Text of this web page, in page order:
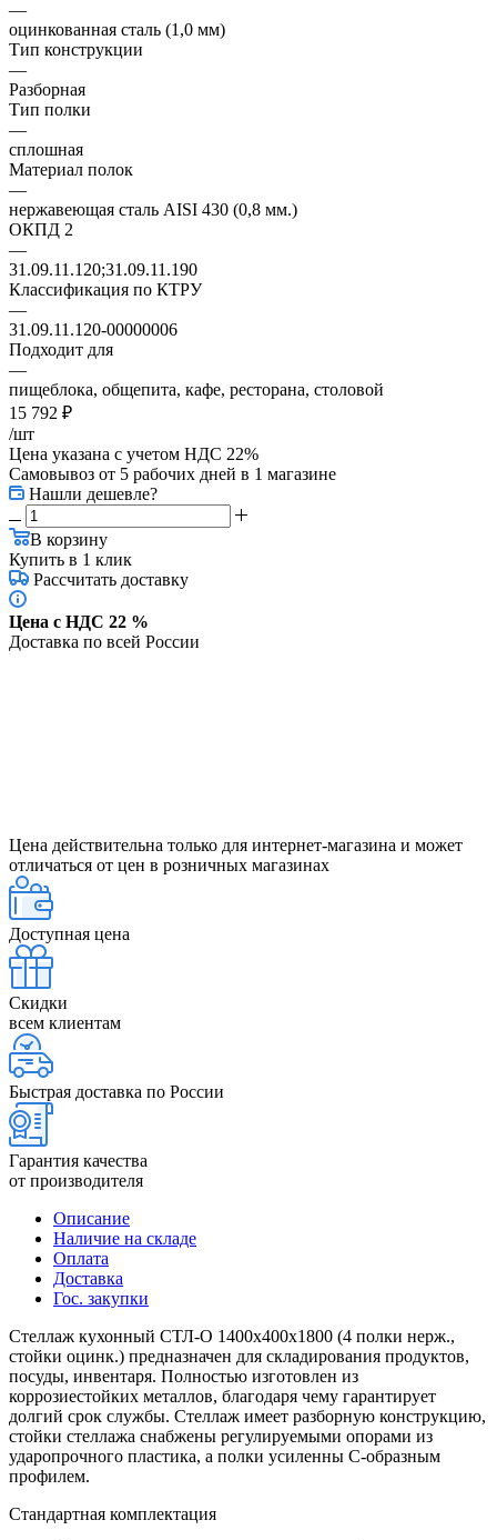
—
оцинкованная сталь (1,0 мм)
Тип конструкции
—
Разборная
Тип полки
—
сплошная
Материал полок
—
нержавеющая сталь AISI 430 (0,8 мм.)
ОКПД 2
—
31.09.11.120;31.09.11.190
Классификация по КТРУ
—
31.09.11.120-00000006
Подходит для
—
пищеблока, общепита, кафе, ресторана, столовой
15 792 ₽
/шт
Цена указана с учетом НДС 22%
Самовывоз от 5 рабочих дней в 1 магазине
Нашли дешевле?
В корзину
Купить в 1 клик
Рассчитать доставку
Цена с НДС 22 %
Доставка по всей России
Цена действительна только для интернет-магазина и может
отличаться от цен в розничных магазинах
Доступная цена
Скидки
всем клиентам
Быстрая доставка по России
Гарантия качества
от производителя
Описание
Наличие на складе
Оплата
Доставка
Гос. закупки
Стеллаж кухонный СТЛ-О 1400х400х1800 (4 полки нерж.,
стойки оцинк.) предназначен для складирования продуктов,
посуды, инвентаря. Полностью изготовлен из
коррозиестойких металлов, благодаря чему гарантирует
долгий срок службы. Стеллаж имеет разборную конструкцию,
стойки стеллажа снабжены регулируемыми опорами из
ударопрочного пластика, а полки усиленны С-образным
профилем.
Стандартная комплектация